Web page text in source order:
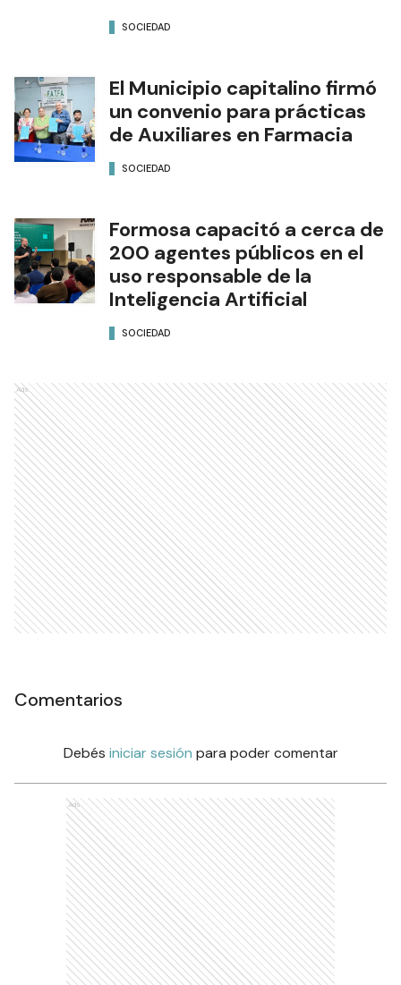
SOCIEDAD
El Municipio capitalino firmó
un convenio para prácticas
de Auxiliares en Farmacia
SOCIEDAD
Formosa capacitó a cerca de
200 agentes públicos en el
uso responsable de la
Inteligencia Artificial
SOCIEDAD
Ads
Comentarios
Debés iniciar sesión para poder comentar
Ads